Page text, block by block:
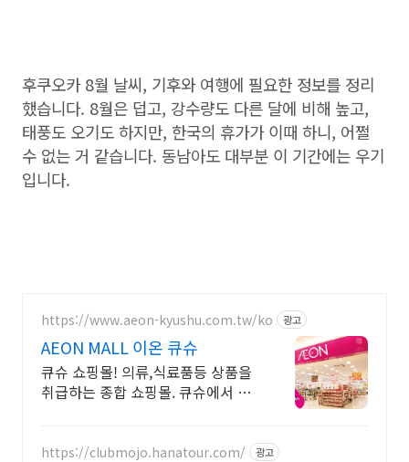
후쿠오카 8월 날씨, 기후와 여행에 필요한 정보를 정리
했습니다. 8월은 덥고, 강수량도 다른 달에 비해 높고,
태풍도 오기도 하지만, 한국의 휴가가 이때 하니, 어쩔
수 없는 거 같습니다. 동남아도 대부분 이 기간에는 우기
입니다.
https://www.aeon-kyushu.com.tw/ko 광고
AEON MALL 이온 큐슈
큐슈 쇼핑몰! 의류,식료품등 상품을
취급하는 종합 쇼핑몰. 큐슈에서 66
https://clubmojo.hanatour.com/ 광고